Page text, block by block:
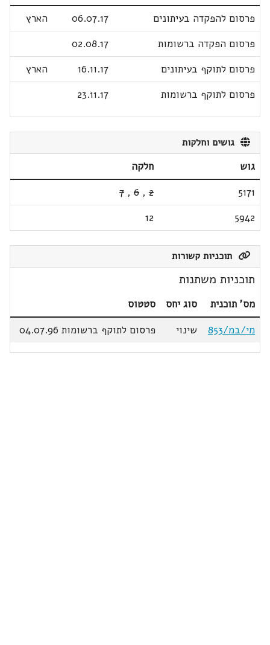
פרסום להפקדה בעיתונים
06.07.17
הארץ
פרסום הפקדה ברשומות
02.08.17
פרסום לתוקף בעיתונים
16.11.17
הארץ
פרסום לתוקף ברשומות
23.11.17
גושים וחלקות
גוש
חלקה
5171
2
,
6
,
7
5942
12
תוכניות קשורות
תוכניות משתנות
מס' תוכנית סוג יחס
סטטוס
מי/במ/853
שינוי פרסום לתוקף ברשומות 04.07.96